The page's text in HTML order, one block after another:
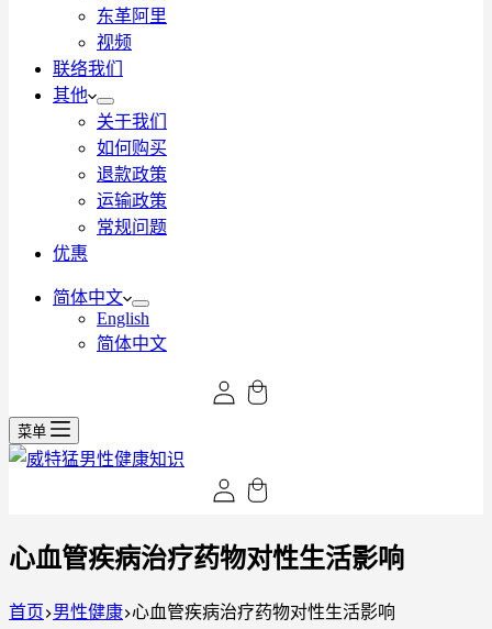
东革阿里
视频
联络我们
其他
关于我们
如何购买
退款政策
运输政策
常规问题
优惠
简体中文
English
简体中文
菜单
心血管疾病治疗药物对性生活影响
首页 男性健康 心血管疾病治疗药物对性生活影响